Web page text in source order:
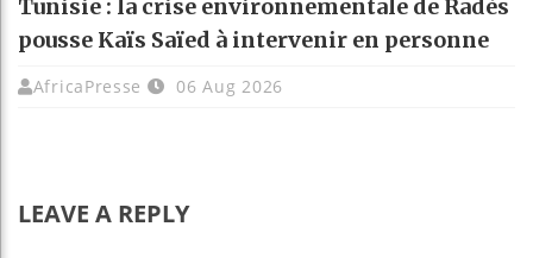
Tunisie : la crise environnementale de Radès
pousse Kaïs Saïed à intervenir en personne
AfricaPresse 06 Aug 2026
LEAVE A REPLY